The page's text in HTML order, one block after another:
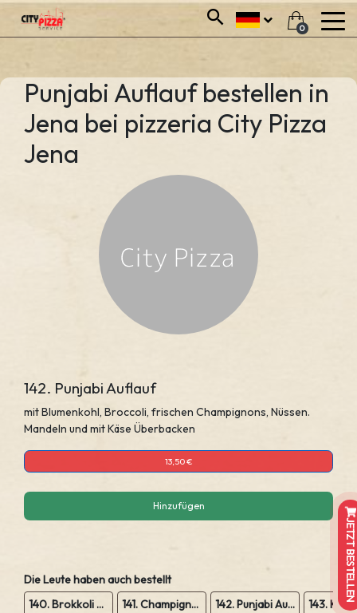
0
Punjabi Auflauf bestellen in
Jena bei pizzeria City Pizza
Jena
142. Punjabi Auflauf
mit Blumenkohl, Broccoli, frischen Champignons, Nüssen.
Mandeln und mit Käse Überbacken
13,50 €
Hinzufügen
Die Leute haben auch bestellt
140. Brokkoli Auﬂauf
141. Champignon Auflauf
142. Punjabi Auflauf
JETZT BESTELLEN